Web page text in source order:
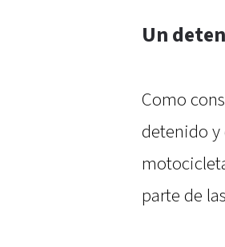
Un
Como
detenido y
parte de